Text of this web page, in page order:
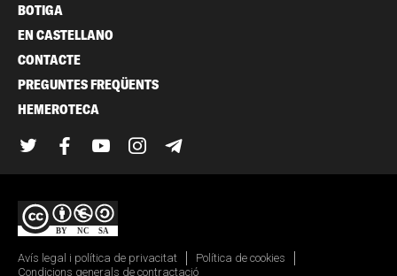
BOTIGA
EN CASTELLANO
CONTACTE
PREGUNTES FREQÜENTS
HEMEROTECA
TwitterFacebook
YouTubeInstagram
Avís legal i política de privacitat
Política de cookies
Condicions generals de contractació